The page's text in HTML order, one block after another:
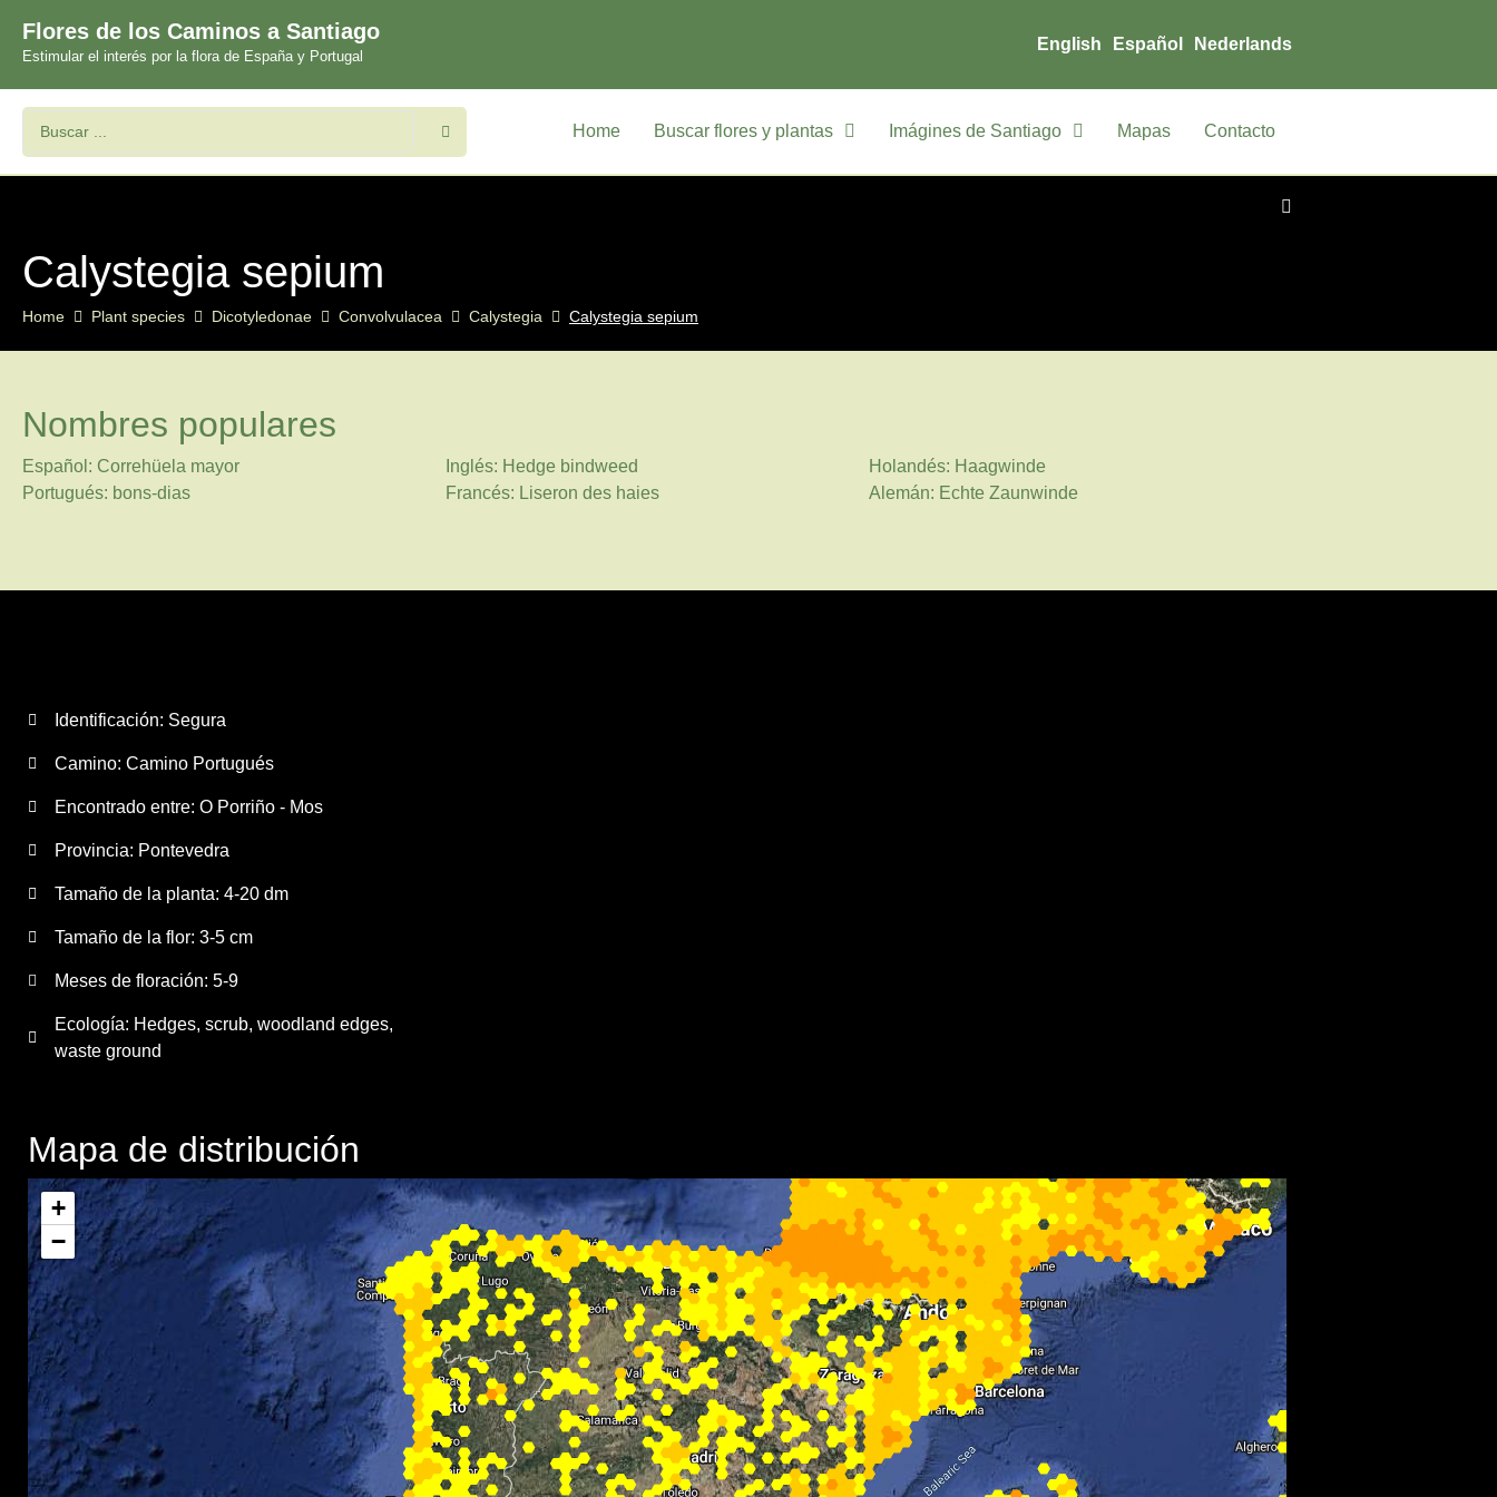
Flores de los Caminos a Santiago
Estimular el interés por la flora de España y Portugal
English Español Nederlands
Home Buscar flores y plantas Imágines de Santiago Mapas Contacto
Calystegia sepium
Home Plant species Dicotyledonae Convolvulacea Calystegia Calystegia sepium
Nombres populares
Español: Correhüela mayor Inglés: Hedge bindweed
Holandés: Haagwinde
Portugués: bons-dias
Francés: Liseron des haies Alemán: Echte Zaunwinde
Identificación: Segura
Camino: Camino Portugués
Encontrado entre: O Porriño - Mos
Provincia: Pontevedra
Tamaño de la planta: 4-20 dm
Tamaño de la flor: 3-5 cm
Meses de floración: 5-9
Ecología: Hedges, scrub, woodland edges,
waste ground
Mapa de distribución
+
−